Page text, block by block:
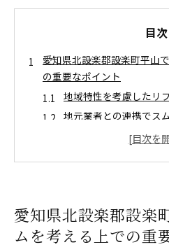
目次
愛知県北設楽郡設楽町平山
の重要なポイント
地域特性を考慮したリ
地元業者との連携でス
設楽町平山の気候に合
リフォーム前後の住環
地元三河材を活かした温も
愛知県北設楽郡設楽
ムを考える上での重